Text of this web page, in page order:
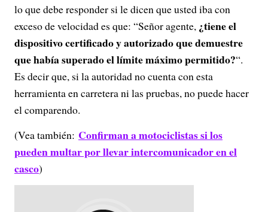
lo que debe responder si le dicen que usted iba con
exceso de velocidad es que: “Señor agente, ¿tiene el
dispositivo certificado y autorizado que demuestre
que había superado el límite máximo permitido?“.
Es decir que, si la autoridad no cuenta con esta
herramienta en carretera ni las pruebas, no puede hacer
el comparendo.
(Vea también: Confirman a motociclistas si los
pueden multar por llevar intercomunicador en el
casco)